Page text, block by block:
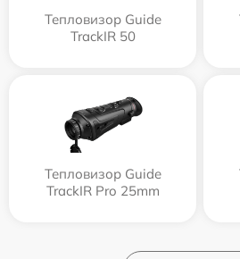
Тепловизор Guide
TrackIR 50
Тепловизор Guide
TrackIR Pro 25mm